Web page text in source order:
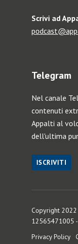
Scrivi ad
Telegram
Nel canale
contenuti
Appalti al
dell'ultima
ISCRIVITI
Copyright 2022
12565471005
Privacy Policy